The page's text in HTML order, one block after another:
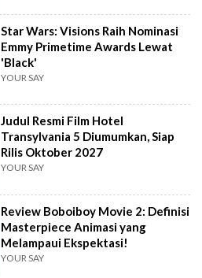
Star Wars: Visions Raih Nominasi
Emmy Primetime Awards Lewat
'Black'
YOUR SAY
Judul Resmi Film Hotel
Transylvania 5 Diumumkan, Siap
Rilis Oktober 2027
YOUR SAY
Review Boboiboy Movie 2: Definisi
Masterpiece Animasi yang
Melampaui Ekspektasi!
YOUR SAY